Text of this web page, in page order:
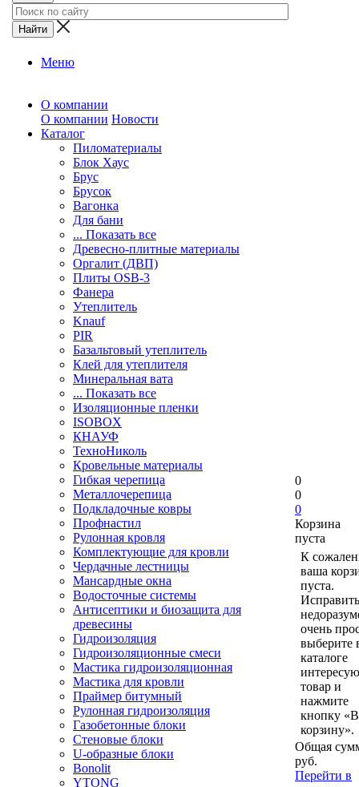
Меню
О компании
О компании Новости
Каталог
Пиломатериалы
Блок Хаус
Брус
Брусок
Вагонка
Для бани
... Показать все
Древесно-плитные материалы
Оргалит (ДВП)
Плиты OSB-3
Фанера
Утеплитель
Knauf
PIR
Базальтовый утеплитель
Клей для утеплителя
Минеральная вата
... Показать все
Изоляционные пленки
ISOBOX
КНАУФ
ТехноНиколь
Кровельные материалы
Гибкая черепица
Металлочерепица
Подкладочные ковры
Профнастил
Рулонная кровля
Комплектующие для кровли
Чердачные лестницы
Мансардные окна
Водосточные системы
Антисептики и биозащита для
древесины
Гидроизоляция
Гидроизоляционные смеси
Мастика гидроизоляционная
Мастика для кровли
Праймер битумный
Рулонная гидроизоляция
Газобетонные блоки
Стеновые блоки
U-образные блоки
Bonolit
YTONG
0
0
0
Корзина
пуста
К
ваша
пуста.
очень
выберите
каталоге
товар и
нажмите
кнопку «В
корзину».
Общая
руб.
Перейти в